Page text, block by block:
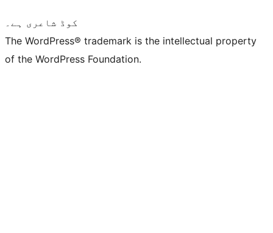
کوڈ شاعری ہے۔
The WordPress® trademark is the intellectual property
of the WordPress Foundation.